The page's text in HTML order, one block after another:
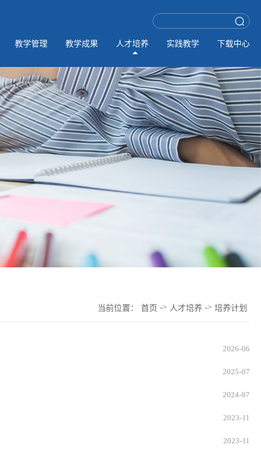
教学管理 教学成果 人才培养 实践教学 下载中心
当前位置： 首页 -> 人才培养 -> 培养计划
2026-06
2025-07
2024-07
2023-11
2023-11